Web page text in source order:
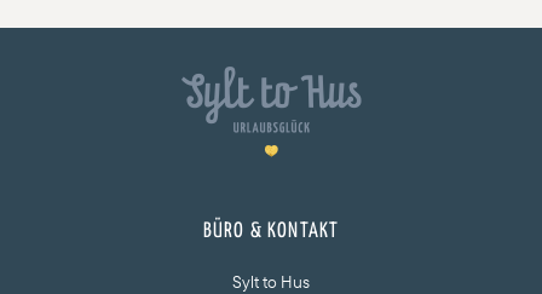
BÜRO & KONTAKT
Sylt to Hus